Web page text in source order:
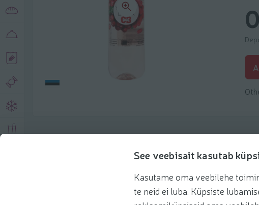
See veebisait kasutab
Kasutame oma veebilehe
te neid ei luba. Küpsiste
0
Recommendations Recipes